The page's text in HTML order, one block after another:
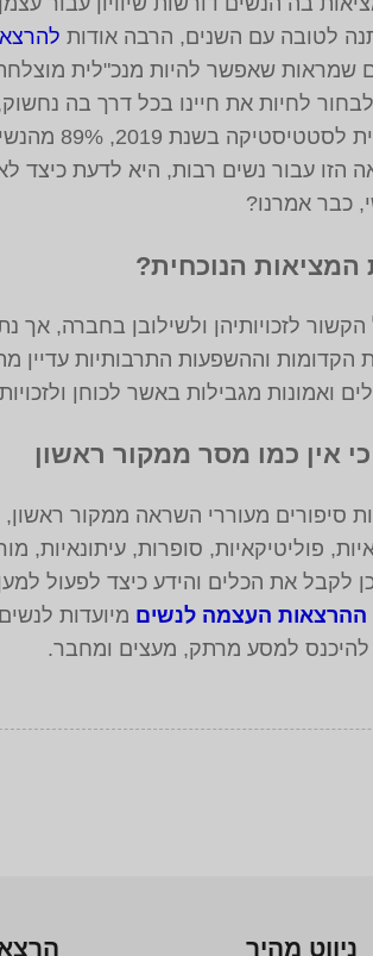
לטובה עם השנים, הרבה אודות
שמראות שאפשר להיות מנכ"לית
לחיות את חיינו בכל דרך בה
האחרות.
הזו עבור נשים רבות, היא לדעת כיצד
כבר אמרנו?
הנוכחית?
לזכויותיהן ולשילובן בחברה,
וההשפעות התרבותיות עדיין
ואמונות מגבילות באשר לכוחן
אין כמו מסר ממקור ראשון
סיפורים מעוררי השראה ממקור ראשון,
פוליטיקאיות, סופרות, עיתונאיות,
לקבל את הכלים והידע כיצד לפעול
ההרצאות העצמה לנשים מיועדות
להיכנס למסע מרתק, מעצים ומחבר.
ניווט מהיר